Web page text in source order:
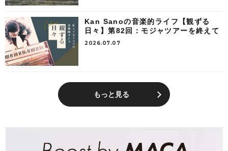
Kan Sanoの音楽的ライフ【観ずる
日々】第82回：モジャツアーを終えて
2026.07.07
もっと見る